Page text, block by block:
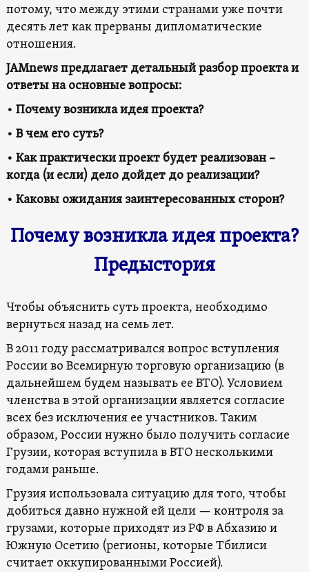
потому, что между этими странами уже почти
десять лет как прерваны дипломатические
отношения.
JAMnews предлагает детальный разбор проекта и
ответы на основные вопросы:
• Почему возникла идея проекта?
• В чем его суть?
• Как практически проект будет реализован –
когда (и если) дело дойдет до реализации?
• Каковы ожидания заинтересованных сторон?
Почему возникла идея проекта?
Предыстория
Чтобы объяснить суть проекта, необходимо
вернуться назад на семь лет.
В 2011 году рассматривался вопрос вступления
России во Всемирную торговую организацию (в
дальнейшем будем называть ее ВТО). Условием
членства в этой организации является согласие
всех без исключения ее участников. Таким
образом, России нужно было получить согласие
Грузии, которая вступила в ВТО несколькими
годами раньше.
Грузия использовала ситуацию для того, чтобы
добиться давно нужной ей цели — контроля за
грузами, которые приходят из РФ в Абхазию и
Южную Осетию (регионы, которые Тбилиси
считает оккупированными Россией).